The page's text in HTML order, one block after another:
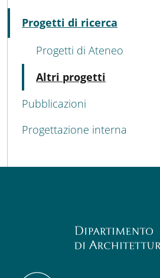
MENU CEV SECOND
Progetti di ricerca
Attivo
Progetti di Ateneo
Altri progetti
Pubblicazioni
Progettazione interna